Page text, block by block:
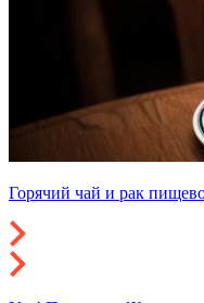
Горячий чай и рак